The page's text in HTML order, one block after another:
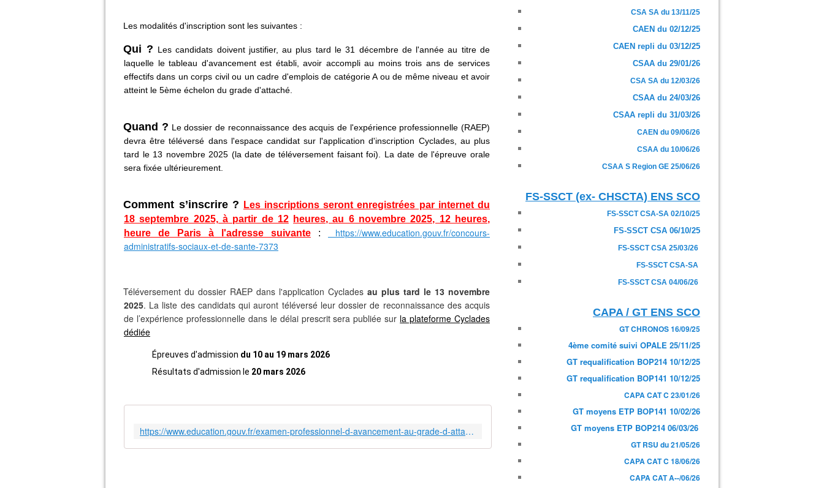
Les modalités d'inscription sont les suivantes :
Qui ? Les candidats doivent justifier, au plus tard le 31 décembre de l'année au titre de
laquelle le tableau d'avancement est établi, avoir accompli au moins trois ans de services
effectifs dans un corps civil ou un cadre d'emplois de catégorie A ou de même niveau et avoir
atteint le 5ème échelon du grade d'attaché.
Quand ? Le dossier de reconnaissance des acquis de l'expérience professionnelle (RAEP)
devra être téléversé dans l'espace candidat sur l'application d'inscription Cyclades, au plus
tard le 13 novembre 2025 (la date de téléversement faisant foi). La date de l'épreuve orale
sera fixée ultérieurement.
Comment s’inscrire ?
Les inscriptions seront enregistrées par internet du
18 septembre 2025, à partir de 12 heures, au 6 novembre 2025, 12 heures,
heure de Paris à l'adresse suivante
:
https://www.education.gouv.fr/concours-
administratifs-sociaux-et-de-sante-7373
Téléversement du dossier RAEP dans l'application Cycladesau plus tard le 13 novembre
2025. La liste des candidats qui auront téléversé leur dossier de reconnaissance des acquis
de l’expérience professionnelle dans le délai prescrit sera publiée sur la plateforme Cyclades
dédiée
Épreuves d'admission du 10 au 19 mars 2026
Résultats d'admission le 20 mars 2026
https://www.education.gouv.fr/examen-professionnel-d-avancement-au-grade-d-attache-principal-9116
CSA SA du 13/11/25
CAEN du 02/12/25
CAEN repli du 03/12/25
CSAA du 29/01/26
CSA SA du 12/03/26
CSAA du 24/03/26
CSAA repli du 31/03/26
CAEN du 09/06/26
CSAA du 10/06/26
CSAA S Region GE 25/06/26
FS-SSCT (ex- CHSCTA) ENS SCO
FS-SSCT CSA-SA 02/10/25
FS-SSCT CSA 06/10/25
FS-SSCT CSA 25/03/26
FS-SSCT CSA-SA
FS-SSCT CSA 04/06/26
CAPA / GT ENS SCO
GT CHRONOS 16/09/25
4ème comité suivi OPALE 25/11/25
GT requalification BOP214 10/12/25
GT requalification BOP141 10/12/25
CAPA CAT C 23/01/26
GT moyens ETP BOP141 10/02/26
GT moyens ETP BOP214 06/03/26
GT RSU du 21/05/26
CAPA CAT C 18/06/26
CAPA CAT A--/06/26